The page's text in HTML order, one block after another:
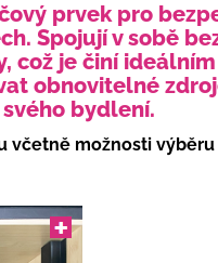
prvek pro
Spojují v sobě
což je činí
obnovitelné
bydlení.
včetně možnosti